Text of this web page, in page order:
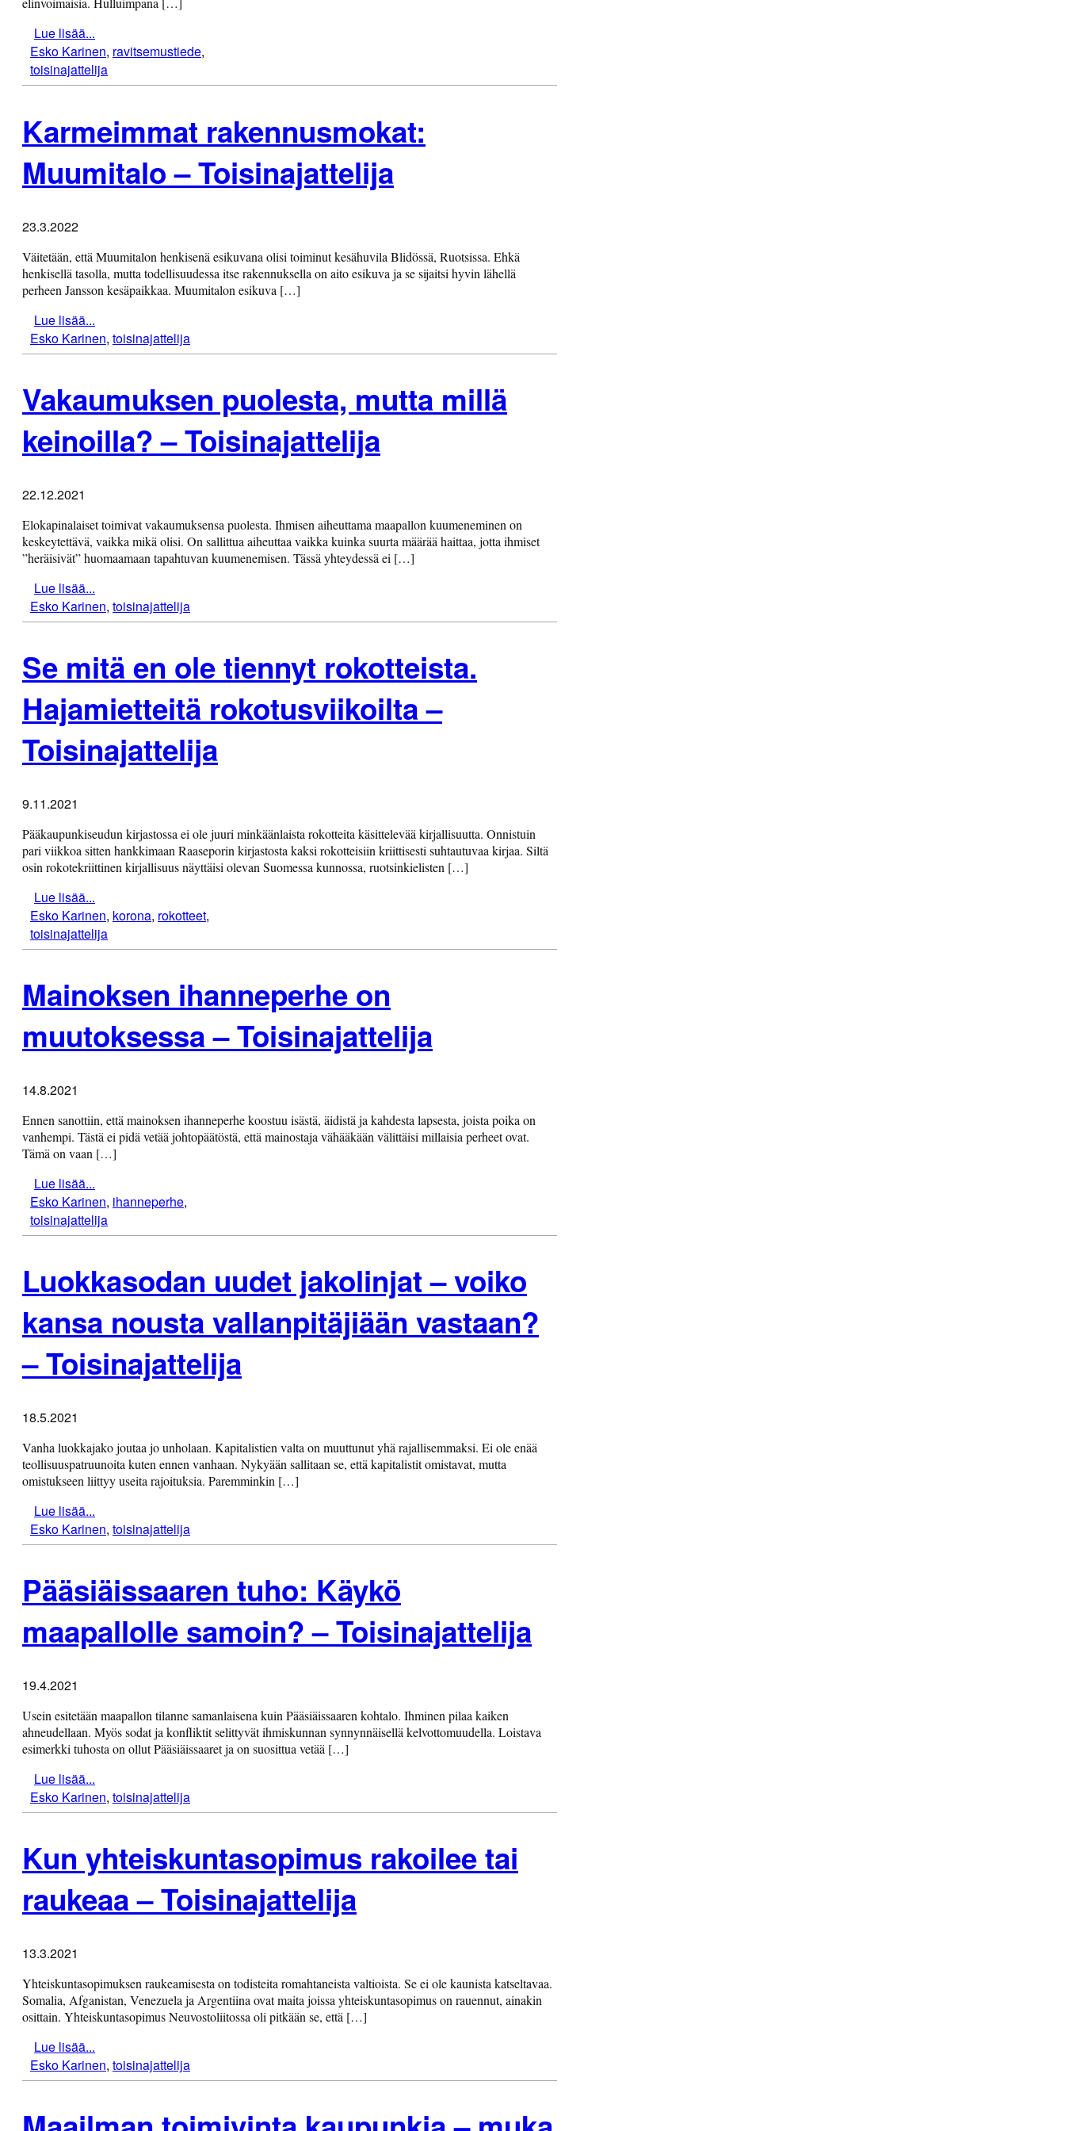
Lue lisää...
Esko Karinen, ravitsemustiede,
toisinajattelija
Karmeimmat rakennusmokat:
Muumitalo – Toisinajattelija
23.3.2022
Väitetään, että Muumitalon henkisenä esikuvana olisi toiminut kesähuvila Blidössä, Ruotsissa. Ehkä
henkisellä tasolla, mutta todellisuudessa itse rakennuksella on aito esikuva ja se sijaitsi hyvin lähellä
perheen Jansson kesäpaikkaa. Muumitalon esikuva […]
Lue lisää...
Esko Karinen, toisinajattelija
Vakaumuksen puolesta, mutta millä
keinoilla? – Toisinajattelija
22.12.2021
Elokapinalaiset toimivat vakaumuksensa puolesta. Ihmisen aiheuttama maapallon kuumeneminen on
keskeytettävä, vaikka mikä olisi. On sallittua aiheuttaa vaikka kuinka suurta määrää haittaa, jotta ihmiset
”heräisivät” huomaamaan tapahtuvan kuumenemisen. Tässä yhteydessä ei […]
Lue lisää...
Esko Karinen, toisinajattelija
Se mitä en ole tiennyt rokotteista.
Hajamietteitä rokotusviikoilta –
Toisinajattelija
9.11.2021
Pääkaupunkiseudun kirjastossa ei ole juuri minkäänlaista rokotteita käsittelevää kirjallisuutta. Onnistuin
pari viikkoa sitten hankkimaan Raaseporin kirjastosta kaksi rokotteisiin kriittisesti suhtautuvaa kirjaa. Siltä
osin rokotekriittinen kirjallisuus näyttäisi olevan Suomessa kunnossa, ruotsinkielisten […]
Lue lisää...
Esko Karinen, korona, rokotteet,
toisinajattelija
Mainoksen ihanneperhe on
muutoksessa – Toisinajattelija
14.8.2021
Ennen sanottiin, että mainoksen ihanneperhe koostuu isästä, äidistä ja kahdesta lapsesta, joista poika on
vanhempi. Tästä ei pidä vetää johtopäätöstä, että mainostaja vähääkään välittäisi millaisia perheet ovat.
Tämä on vaan […]
Lue lisää...
Esko Karinen, ihanneperhe,
toisinajattelija
Luokkasodan uudet jakolinjat – voiko
kansa nousta vallanpitäjiään vastaan?
– Toisinajattelija
18.5.2021
Vanha luokkajako joutaa jo unholaan. Kapitalistien valta on muuttunut yhä rajallisemmaksi. Ei ole enää
teollisuuspatruunoita kuten ennen vanhaan. Nykyään sallitaan se, että kapitalistit omistavat, mutta
omistukseen liittyy useita rajoituksia. Paremminkin […]
Lue lisää...
Esko Karinen, toisinajattelija
Pääsiäissaaren tuho: Käykö
maapallolle samoin? – Toisinajattelija
19.4.2021
Usein esitetään maapallon tilanne samanlaisena kuin Pääsiäissaaren kohtalo. Ihminen pilaa kaiken
ahneudellaan. Myös sodat ja konfliktit selittyvät ihmiskunnan synnynnäisellä kelvottomuudella. Loistava
esimerkki tuhosta on ollut Pääsiäissaaret ja on suosittua vetää […]
Lue lisää...
Esko Karinen, toisinajattelija
Kun yhteiskuntasopimus rakoilee tai
raukeaa – Toisinajattelija
13.3.2021
Yhteiskuntasopimuksen raukeamisesta on todisteita romahtaneista valtioista. Se ei ole kaunista katseltavaa.
Somalia, Afganistan, Venezuela ja Argentiina ovat maita joissa yhteiskuntasopimus on rauennut, ainakin
osittain. Yhteiskuntasopimus Neuvostoliitossa oli pitkään se, että […]
Lue lisää...
Esko Karinen, toisinajattelija